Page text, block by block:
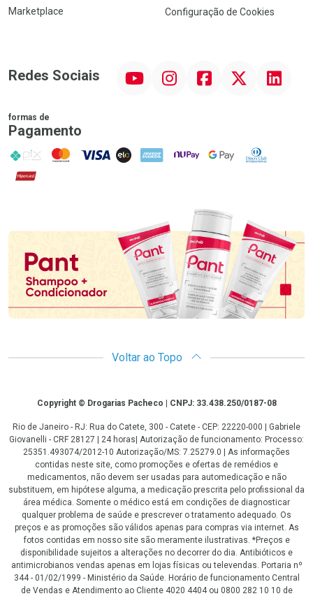
Marketplace
Configuração de Cookies
Redes Sociais InstagramFacebook Linkedin
formas de
Pagamento
PIX MasterCard
VISA ELO AMEX NuPay Google PayDiners Club
Hipercard
Promoção em Destaque
Voltar ao Topo
CopyrightCopyright © Drogarias Pacheco | CNPJ: 33.438.250/0187-08
Rio de Janeiro - RJ: Rua do Catete, 300 - Catete - CEP: 22220-000 | Gabriele
Giovanelli - CRF 28127 | 24 horas| Autorização de funcionamento: Processo:
25351.493074/2012-10 Autorização/MS: 7.25279.0 | As informações
contidas neste site, como promoções e ofertas de remédios e
medicamentos, não devem ser usadas para automedicação e não
substituem, em hipótese alguma, a medicação prescrita pelo profissional da
área médica. Somente o médico está em condições de diagnosticar
qualquer problema de saúde e prescrever o tratamento adequado. Os
preços e as promoções são válidos apenas para compras via internet. As
fotos contidas em nosso site são meramente ilustrativas. *Preços e
disponibilidade sujeitos a alterações no decorrer do dia. Antibióticos e
antimicrobianos vendas apenas em lojas físicas ou televendas. Portaria nº
344 - 01/02/1999 - Ministério da Saúde. Horário de funcionamento Central
de Vendas e Atendimento ao Cliente 4020 4404 ou 0800 282 10 10 de